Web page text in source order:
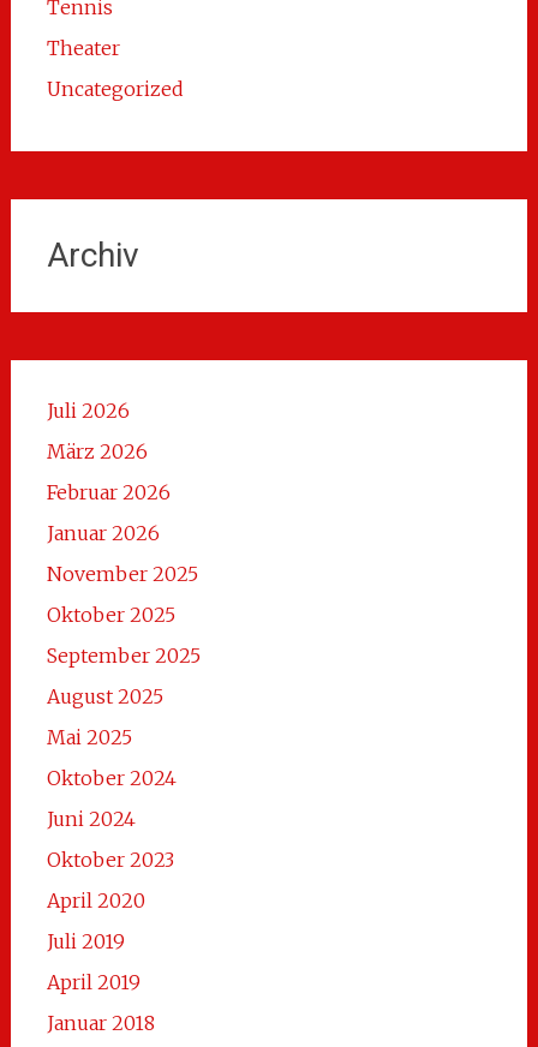
Tennis
Theater
Uncategorized
Archiv
Juli 2026
März 2026
Februar 2026
Januar 2026
November 2025
Oktober 2025
September 2025
August 2025
Mai 2025
Oktober 2024
Juni 2024
Oktober 2023
April 2020
Juli 2019
April 2019
Januar 2018